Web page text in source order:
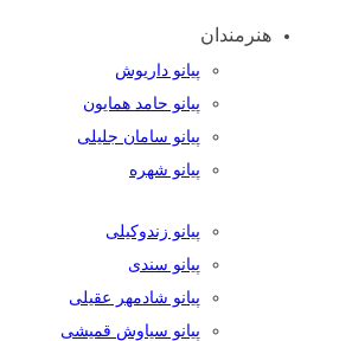
هنرمندان
پیانو داریوش
پیانو حامد همایون
پیانو سامان جلیلی
پیانو شهره
پیانو زندوکیلی
پیانو سندی
پیانو شادمهر عقیلی
پیانو سیاوش قمیشی